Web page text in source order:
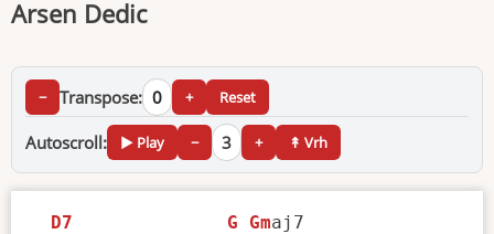
Arsen Dedic
− Transpose: 0 + Reset
Autoscroll: ▶ Play − 3 + ↟ Vrh
D7 G Gmaj7